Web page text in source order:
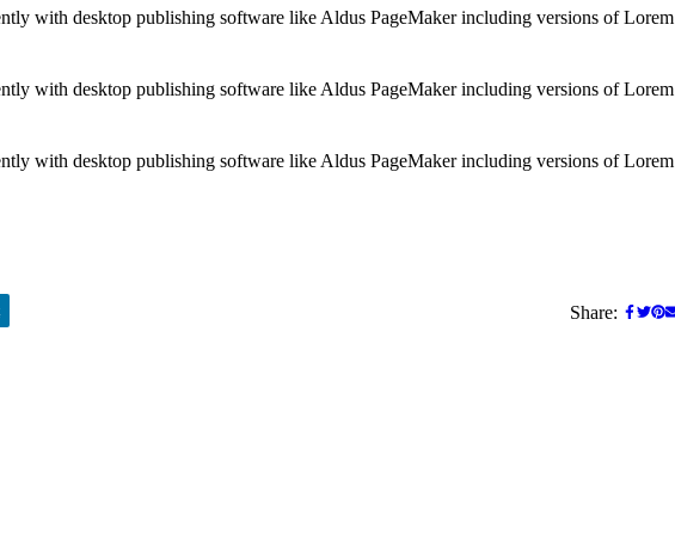
with desktop publishing software like Aldus PageMaker including versions of Lorem
with desktop publishing software like Aldus PageMaker including versions of Lorem
with desktop publishing software like Aldus PageMaker including versions of Lorem
Share: